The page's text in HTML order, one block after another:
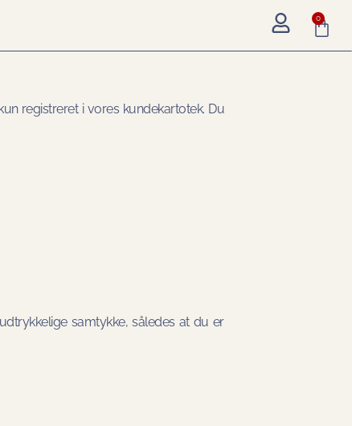
0
registreret i vores kundekartotek. Du
samtykke, således at du er